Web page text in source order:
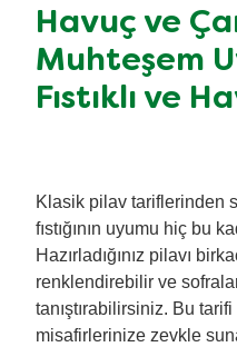
Havuç ve
Muhteşem
Fıstıklı ve
Klasik pilav tariflerinden
fıstığının uyumu hiç bu
Hazırladığınız pilavı
renklendirebilir ve
tanıştırabilirsiniz. Bu
misafirlerinize zevkle